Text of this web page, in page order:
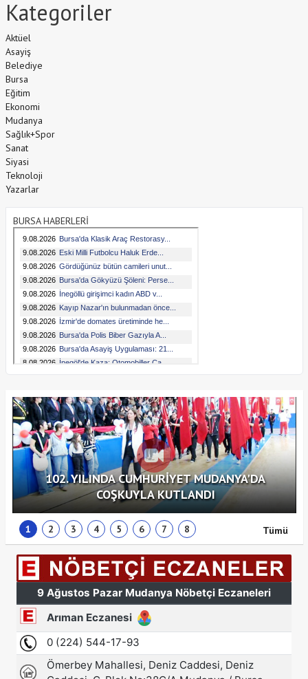
Kategoriler
Aktüel
Asayiş
Belediye
Bursa
Eğitim
Ekonomi
Mudanya
Sağlık+Spor
Sanat
Siyasi
Teknoloji
Yazarlar
BURSA HABERLERİ
Tümü
102. YILINDA CUMHURİYET MUDANYA'DA
COŞKUYLA KUTLANDI
1 2 3 4 5 6 7 8